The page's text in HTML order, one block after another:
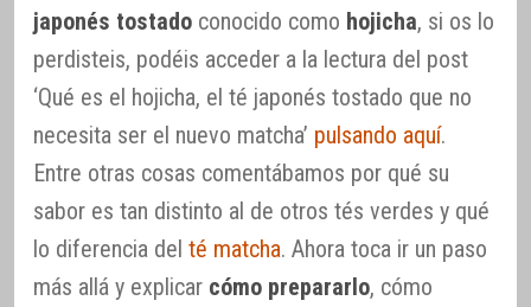
japonés tostado conocido como hojicha, si os lo
perdisteis, podéis acceder a la lectura del post
‘Qué es el hojicha, el té japonés tostado que no
necesita ser el nuevo matcha’ pulsando aquí.
Entre otras cosas comentábamos por qué su
sabor es tan distinto al de otros tés verdes y qué
lo diferencia del té matcha. Ahora toca ir un paso
más allá y explicar cómo prepararlo, cómo